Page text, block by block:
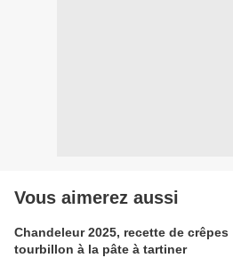
Vous aimerez aussi
Chandeleur 2025, recette de crêpes
tourbillon à la pâte à tartiner